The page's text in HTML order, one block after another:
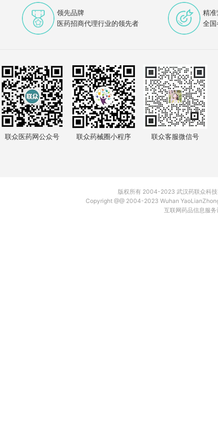
领先品牌
医药招商代理行业的领先者
精
全
联众医药网公众号 联众药械圈小程序 联众客服微信号
版权所有 2004-2023 武汉药联众科
Copyright @@ 2004-2023 Wuhan
互联网药品信息服